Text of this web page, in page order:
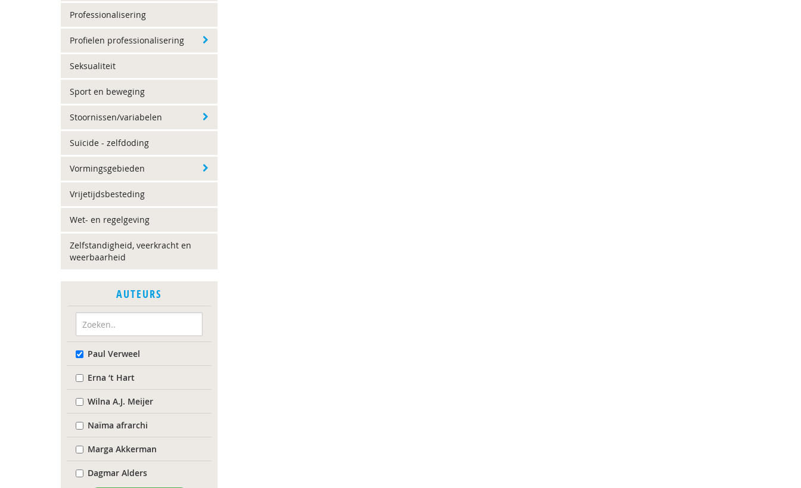
Professionalisering
Profielen professionalisering
Seksualiteit
Sport en beweging
Stoornissen/variabelen
Suïcide - zelfdoding
Vormingsgebieden
Vrijetijdsbesteding
Wet- en regelgeving
Zelfstandigheid, veerkracht en
weerbaarheid
AUTEURS
Paul Verweel
Erna ‘t Hart
Wilna A.J. Meijer
Naïma afrarchi
Marga Akkerman
Dagmar Alders